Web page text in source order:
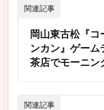
関連記事
岡山東古松『コ
ンカン』ゲーム
茶店でモーニン
関連記事